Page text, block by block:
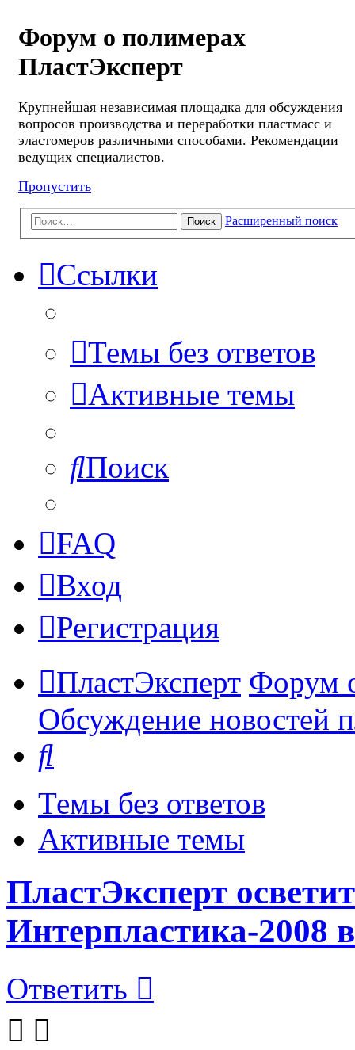
Форум о полимерах
ПластЭксперт
Крупнейшая независимая площадка для обсуждения
вопросов производства и переработки пластмасс и
эластомеров различными способами. Рекомендации
ведущих специалистов.
Пропустить
Поиск Расширенный поиск
Ссылки
Темы без ответов
Активные темы
Поиск
FAQ
Вход
Регистрация
ПластЭксперт Форум
Обсуждение новостей
Темы без ответов
Активные темы
ПластЭксперт
Интерпластика-2008
Ответить